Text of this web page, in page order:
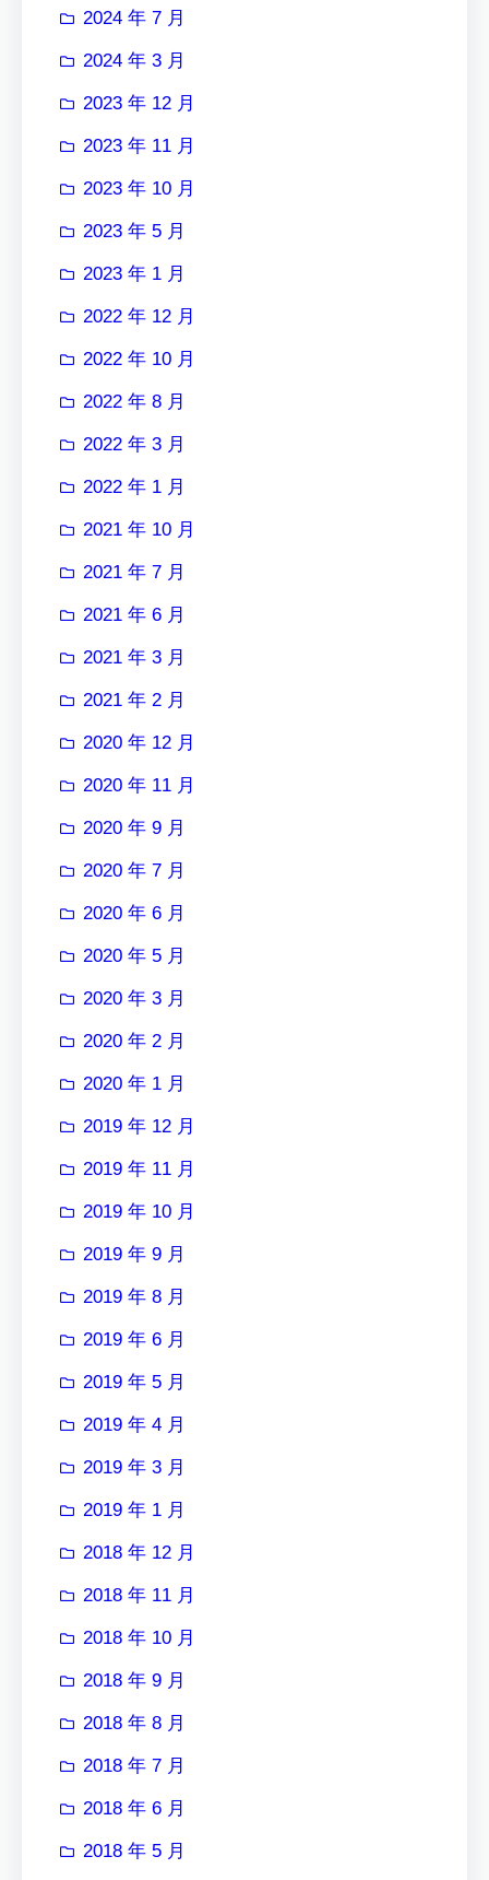
2024 年 7 月
2024 年 3 月
2023 年 12 月
2023 年 11 月
2023 年 10 月
2023 年 5 月
2023 年 1 月
2022 年 12 月
2022 年 10 月
2022 年 8 月
2022 年 3 月
2022 年 1 月
2021 年 10 月
2021 年 7 月
2021 年 6 月
2021 年 3 月
2021 年 2 月
2020 年 12 月
2020 年 11 月
2020 年 9 月
2020 年 7 月
2020 年 6 月
2020 年 5 月
2020 年 3 月
2020 年 2 月
2020 年 1 月
2019 年 12 月
2019 年 11 月
2019 年 10 月
2019 年 9 月
2019 年 8 月
2019 年 6 月
2019 年 5 月
2019 年 4 月
2019 年 3 月
2019 年 1 月
2018 年 12 月
2018 年 11 月
2018 年 10 月
2018 年 9 月
2018 年 8 月
2018 年 7 月
2018 年 6 月
2018 年 5 月